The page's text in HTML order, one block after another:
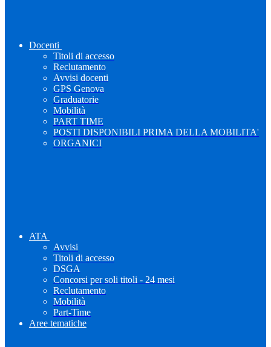
Docenti
Titoli di accesso
Reclutamento
Avvisi docenti
GPS Genova
Graduatorie
Mobilità
PART TIME
POSTI DISPONIBILI PRIMA DELLA MOBILITA'
ORGANICI
ATA
Avvisi
Titoli di accesso
DSGA
Concorsi per soli titoli - 24 mesi
Reclutamento
Mobilità
Part-Time
Aree tematiche